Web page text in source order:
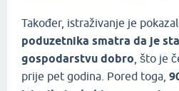
Također, istraživanje je
poduzetnika smatra da je
gospodarstvu dobro , što je
prije pet godina. Pored toga,